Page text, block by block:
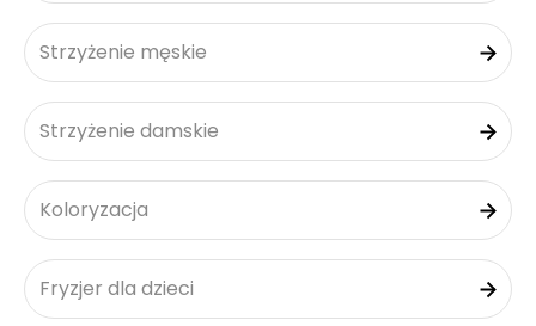
Strzyżenie męskie
Strzyżenie damskie
Koloryzacja
Fryzjer dla dzieci